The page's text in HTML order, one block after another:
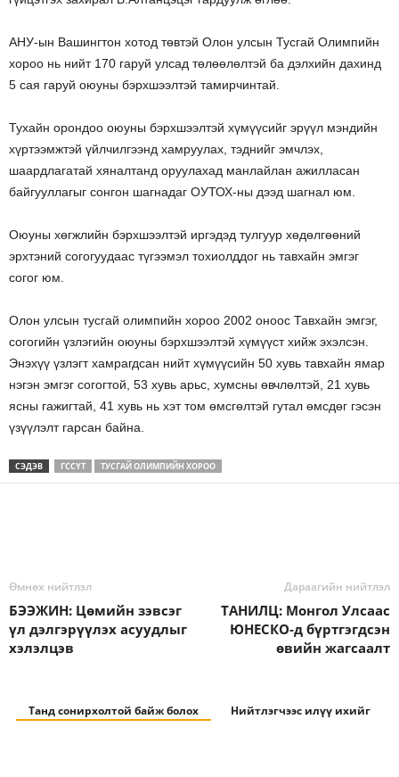
АНУ-ын Вашингтон хотод төвтэй Олон улсын Тусгай Олимпийн
хороо нь нийт 170 гаруй улсад төлөөлөлтэй ба дэлхийн дахинд
5 сая гаруй оюуны бэрхшээлтэй тамирчинтай.
Тухайн орондоо оюуны бэрхшээлтэй хүмүүсийг эрүүл мэндийн
хүртээмжтэй үйлчилгээнд хамруулах, тэднийг эмчлэх,
шаардлагатай хяналтанд оруулахад манлайлан ажилласан
байгууллагыг сонгон шагнадаг ОУТОХ-ны дээд шагнал юм.
Оюуны хөгжлийн бэрхшээлтэй иргэдэд тулгуур хөдөлгөөний
эрхтэний согогуудаас түгээмэл тохиолддог нь тавхайн эмгэг
согог юм.
Олон улсын тусгай олимпийн хороо 2002 оноос Тавхайн эмгэг,
согогийн үзлэгийн оюуны бэрхшээлтэй хүмүүст хийж эхэлсэн.
Энэхүү үзлэгт хамрагдсан нийт хүмүүсийн 50 хувь тавхайн ямар
нэгэн эмгэг согогтой, 53 хувь арьс, хумсны өвчлөлтэй, 21 хувь
ясны гажигтай, 41 хувь нь хэт том өмсгөлтэй гутал өмсдөг гэсэн
үзүүлэлт гарсан байна.
СЭДЭВ ГССҮТ ТУСГАЙ ОЛИМПИЙН ХОРОО
Өмнөх нийтлэл
БЭЭЖИН: Цөмийн зэвсэг
үл дэлгэрүүлэх асуудлыг
хэлэлцэв
Дараагийн нийтлэл
ТАНИЛЦ: Монгол Улсаас
ЮНЕСКО-д бүртгэгдсэн
өвийн жагсаалт
Танд сонирхолтой байж болох Нийтлэгчээс илүү ихийг